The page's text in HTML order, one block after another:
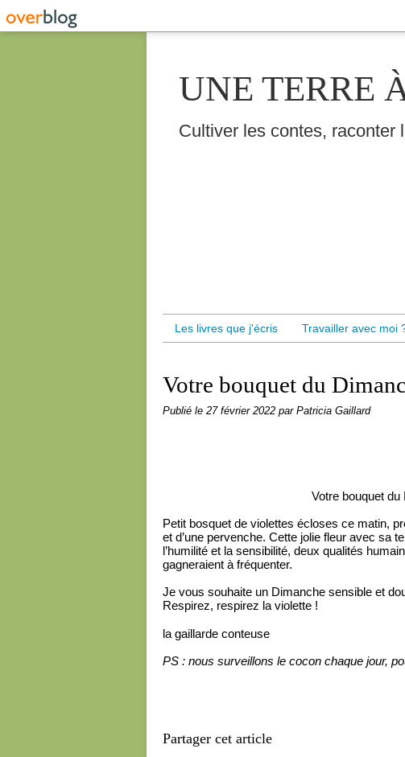
UNE TERRE
Cultiver les contes, raconter
Les livres que j'écris Travailler avec moi
Votre bouquet du
Publié le 27 février 2022 par Patricia Gaillard
Votre bouquet
Petit bosquet de violettes écloses ce matin,
et d’une pervenche. Cette jolie fleur avec sa
l’humilité et la sensibilité, deux qualités
gagneraient à fréquenter.
Je vous souhaite un Dimanche sensible et
Respirez, respirez la violette !
la gaillarde conteuse
PS : nous surveillons le cocon chaque jour,
Partager cet article